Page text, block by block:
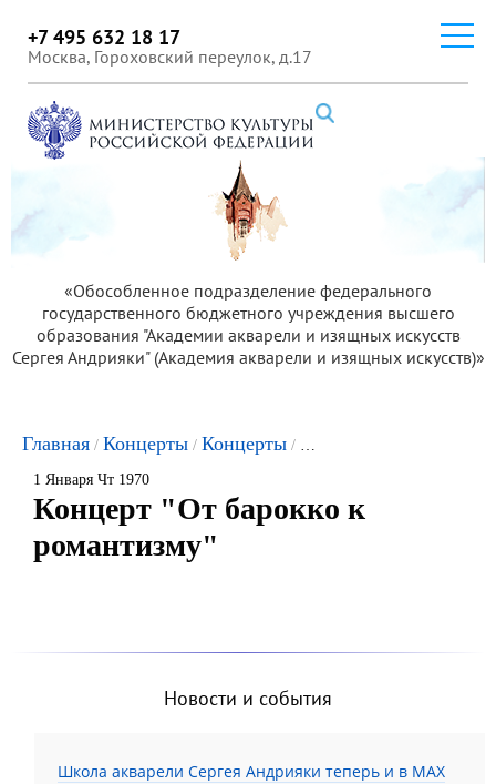
«Обособленное подразделение федерального
государственного бюджетного учреждения высшего
образования "Академии акварели и изящных искусств
Сергея Андрияки" (Академия акварели и изящных искусств)»
+7 495 632 18 17
Москва, Гороховский переулок, д.17
Главная / Концерты / Концерты / Концерт "От барокко
1 Января Чт 1970
Концерт "От барокко к
романтизму"
Новости и события
Школа акварели Сергея Андрияки теперь и в MAX